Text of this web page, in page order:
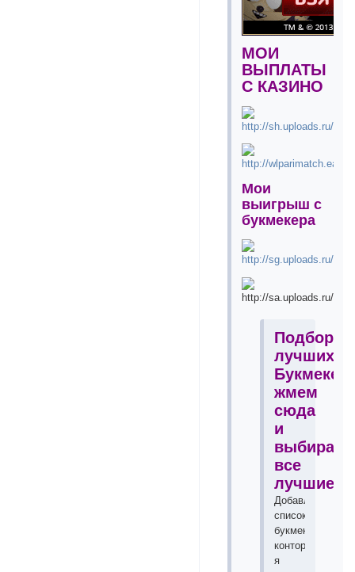
МОИ
ВЫПЛАТЫ
С КАЗИНО
Мои
выигрыш с
букмекера
Подборка
лучших
жмем
сюда
и
выбираем
все
лучшие!!!
Добавлю
список
букмекерских
контор
я